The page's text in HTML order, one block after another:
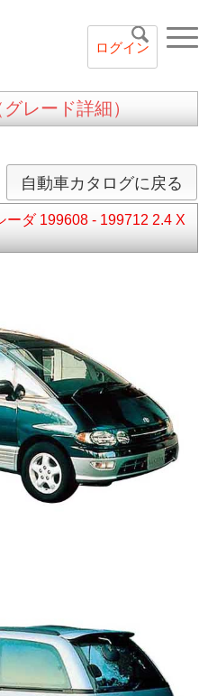
ログイン
レード詳細）
自動車カタログに戻る
ーダ 199608 - 199712 2.4 X